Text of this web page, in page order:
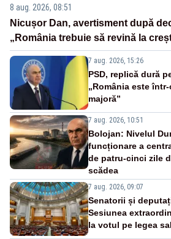
8 aug. 2026, 08:51
Nicușor Dan, avertisment după
„România trebuie să revină la
7 aug. 2026, 15:26
PSD, replică dură
„România este
majoră”
7 aug. 2026, 10:51
Bolojan: Nivelul
funcționare a
de patru-cinci zile
scădea
7 aug. 2026, 09:07
Senatorii și
Sesiunea
la votul pe legea